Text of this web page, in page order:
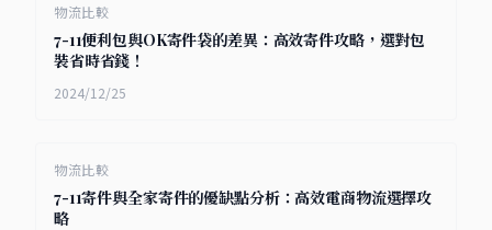
物流比較
7-11便利包與OK寄件袋的差異：高效寄件攻略，選對包
裝省時省錢！
2024/12/25
物流比較
7-11寄件與全家寄件的優缺點分析：高效電商物流選擇攻
略